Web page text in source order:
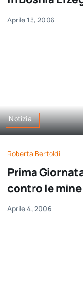
Aprile 13, 2006
Notizia
Roberta Bertoldi
Prima
contro le mine
Aprile 4, 2006